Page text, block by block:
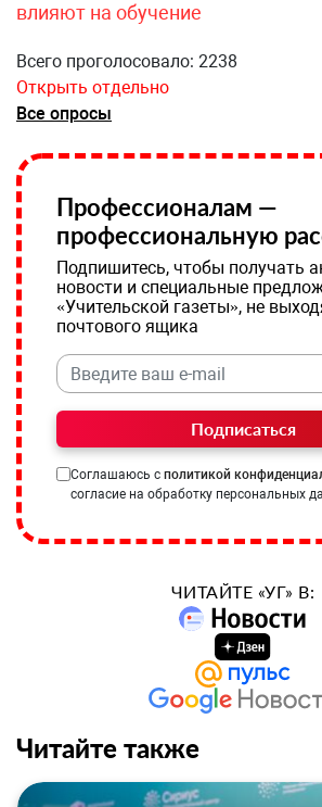
влияют на обучение
Всего проголосовало: 2238
Открыть отдельно
Все опросы
Профессионалам —
профессиональную
Подпишитесь, чтобы получать
новости и специальные
«Учительской газеты», не
почтового ящика
Подписаться
Соглашаюсь с политикой
согласие на обработку персональных
ЧИТАЙТЕ «УГ» В:
Читайте также